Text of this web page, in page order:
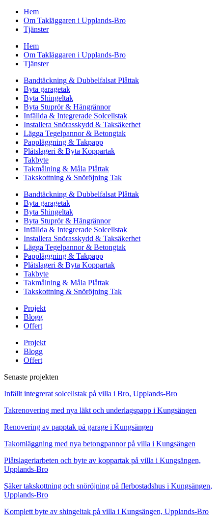
Hem
Om Takläggaren i Upplands-Bro
Tjänster
Hem
Om Takläggaren i Upplands-Bro
Tjänster
Bandtäckning & Dubbelfalsat Plåttak
Byta garagetak
Byta Shingeltak
Byta Stuprör & Hängrännor
Infällda & Integrerade Solcellstak
Installera Snörasskydd & Taksäkerhet
Lägga Tegelpannor & Betongtak
Pappläggning & Takpapp
Plåtslageri & Byta Koppartak
Takbyte
Takmålning & Måla Plåttak
Takskottning & Snöröjning Tak
Bandtäckning & Dubbelfalsat Plåttak
Byta garagetak
Byta Shingeltak
Byta Stuprör & Hängrännor
Infällda & Integrerade Solcellstak
Installera Snörasskydd & Taksäkerhet
Lägga Tegelpannor & Betongtak
Pappläggning & Takpapp
Plåtslageri & Byta Koppartak
Takbyte
Takmålning & Måla Plåttak
Takskottning & Snöröjning Tak
Projekt
Blogg
Offert
Projekt
Blogg
Offert
Senaste projekten
Infällt integrerat solcellstak på villa i Bro, Upplands-Bro
Takrenovering med nya läkt och underlagspapp i Kungsängen
Renovering av papptak på garage i Kungsängen
Takomläggning med nya betongpannor på villa i Kungsängen
Plåtslageriarbeten och byte av koppartak på villa i Kungsängen,
Upplands-Bro
Säker takskottning och snöröjning på flerbostadshus i Kungsängen,
Upplands-Bro
Komplett byte av shingeltak på villa i Kungsängen, Upplands-Bro